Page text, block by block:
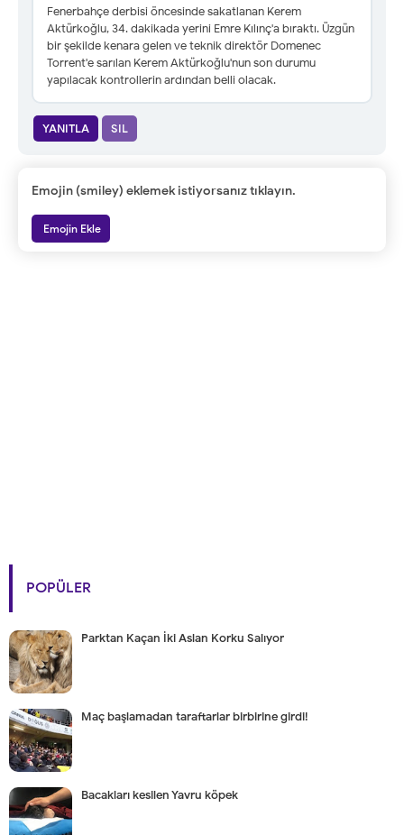
Fenerbahçe derbisi öncesinde sakatlanan Kerem
Aktürkoğlu, 34. dakikada yerini Emre Kılınç'a bıraktı. Üzgün
bir şekilde kenara gelen ve teknik direktör Domenec
Torrent'e sarılan Kerem Aktürkoğlu'nun son durumu
yapılacak kontrollerin ardından belli olacak.
YANITLA SIL
Emojin (smiley) eklemek istiyorsanız tıklayın.
Emojin Ekle
POPÜLER
Parktan Kaçan İki Aslan Korku Salıyor
Maç başlamadan taraftarlar birbirine girdi!
Bacakları kesilen Yavru köpek